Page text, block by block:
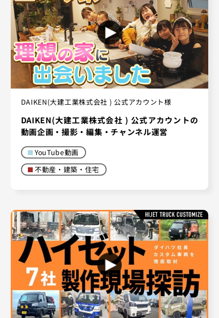
DAIKEN(大建工業株式会社 ) 公式アカウント様
DAIKEN(大建工業株式会社 ) 公式アカウントの
動画企画・撮影・編集・チャンネル運営
YouTube動画
不動産・建築・住宅